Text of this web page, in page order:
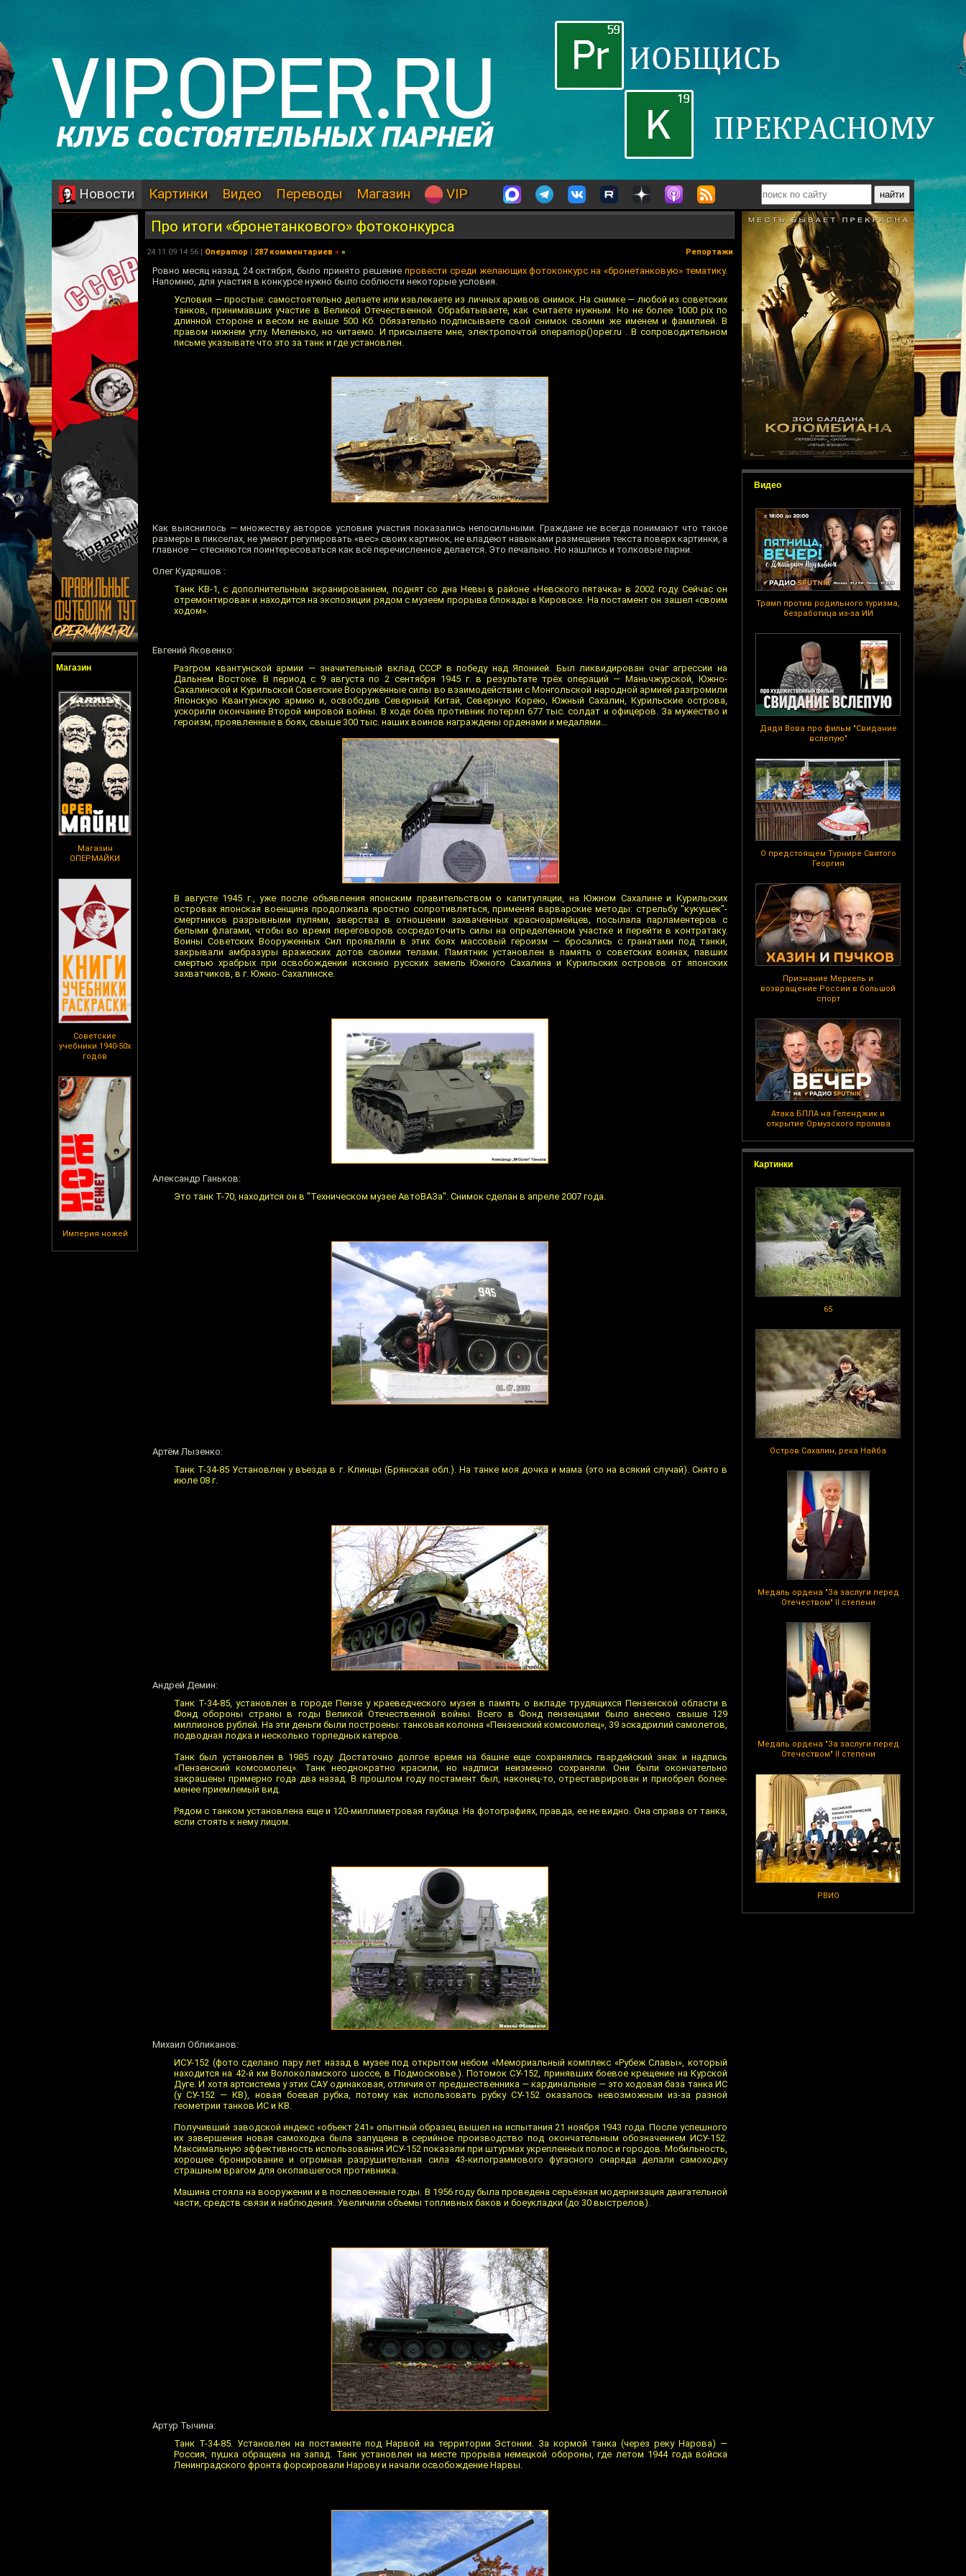
Новости Картинки Видео Переводы Магазин VIP
Магазин
Магазин
ОПЕРМАЙКИ
Советские
учебники 1940-50х
годов
Империя ножей
Видео
Трамп против родильного туризма,
безработица из-за ИИ
Дядя Вова про фильм "Свидание
вслепую"
О предстоящем Турнире Святого
Георгия
Признание Меркель и
возвращение России в большой
спорт
Атака БПЛА на Геленджик и
открытие Ормузского пролива
Картинки
65
Остров Сахалин, река Найба
Медаль ордена "За заслуги перед
Отечеством" II степени
Медаль ордена "За заслуги перед
Отечеством" II степени
РВИО
Про итоги «бронетанкового» фотоконкурса
24.11.09 14:56 | Onepamop | 287 комментариев » » Репортажи
Ровно месяц назад, 24 октября, было принято решение провести среди желающих фотоконкурс на «бронетанковую» тематику.
Напомню, для участия в конкурсе нужно было соблюсти некоторые условия.
Условия — простые: самостоятельно делаете или извлекаете из личных архивов снимок. На снимке — любой из советских
танков, принимавших участие в Великой Отечественной. Обрабатываете, как считаете нужным. Но не более 1000 pix по
длинной стороне и весом не выше 500 Кб. Обязательно подписываете свой снимок своими же именем и фамилией. В
правом нижнем углу. Меленько, но читаемо. И присылаете мне, электропочтой onepamop()oper.ru . В сопроводительном
письме указывате что это за танк и где установлен.
Как выяснилось — множеству авторов условия участия показались непосильными. Граждане не всегда понимают что такое
размеры в пикселах, не умеют регулировать «вес» своих картинок, не владеют навыками размещения текста поверх картинки, а
главное — стесняются поинтересоваться как всё перечисленное делается. Это печально. Но нашлись и толковые парни.
Олег Кудряшов :
Танк КВ-1, с дополнительным экранированием, поднят со дна Невы в районе «Невского пятачка» в 2002 году. Сейчас он
отремонтирован и находится на экспозиции рядом с музеем прорыва блокады в Кировске. На постамент он зашел «своим
ходом».
Евгений Яковенко:
Разгром квантунской армии — значительный вклад СССР в победу над Японией. Был ликвидирован очаг агрессии на
Дальнем Востоке. В период с 9 августа по 2 сентября 1945 г. в результате трёх операций — Маньчжурской, Южно-
Сахалинской и Курильской Советские Вооружённые силы во взаимодействии с Монгольской народной армией разгромили
Японскую Квантунскую армию и, освободив Северный Китай, Северную Корею, Южный Сахалин, Курильские острова,
ускорили окончание Второй мировой войны. В ходе боёв противник потерял 677 тыс. солдат и офицеров. За мужество и
героизм, проявленные в боях, свыше 300 тыс. наших воинов награждены орденами и медалями...
В августе 1945 г., уже после объявления японским правительством о капитуляции, на Южном Сахалине и Курильских
островах японская военщина продолжала яростно сопротивляться, применяя варварские методы: стрельбу "кукушек"-
смертников разрывными пулями, зверства в отношении захваченных красноармейцев, посылала парламентеров с
белыми флагами, чтобы во время переговоров сосредоточить силы на определенном участке и перейти в контратаку.
Воины Советских Вооруженных Сил проявляли в этих боях массовый героизм — бросались с гранатами под танки,
закрывали амбразуры вражеских дотов своими телами. Памятник установлен в память о советских воинах, павших
смертью храбрых при освобождении исконно русских земель Южного Сахалина и Курильских островов от японских
захватчиков, в г. Южно- Сахалинске.
Александр Ганьков:
Это танк Т-70, находится он в "Техническом музее АвтоВАЗа". Снимок сделан в апреле 2007 года.
Артём Лызенко:
Танк Т-34-85 Установлен у въезда в г. Клинцы (Брянская обл.). На танке моя дочка и мама (это на всякий случай). Снято в
июле 08 г.
Андрей Демин:
Танк Т-34-85, установлен в городе Пензе у краеведческого музея в память о вкладе трудящихся Пензенской области в
Фонд обороны страны в годы Великой Отечественной войны. Всего в Фонд пензенцами было внесено свыше 129
миллионов рублей. На эти деньги были построены: танковая колонна «Пензенский комсомолец», 39 эскадрилий самолетов,
подводная лодка и несколько торпедных катеров.
Танк был установлен в 1985 году. Достаточно долгое время на башне еще сохранялись гвардейский знак и надпись
«Пензенский комсомолец». Танк неоднократно красили, но надписи неизменно сохраняли. Они были окончательно
закрашены примерно года два назад. В прошлом году постамент был, наконец-то, отреставрирован и приобрел более-
менее приемлемый вид.
Рядом с танком установлена еще и 120-миллиметровая гаубица. На фотографиях, правда, ее не видно. Она справа от танка,
если стоять к нему лицом.
Михаил Обликанов:
ИСУ-152 (фото сделано пару лет назад в музее под открытом небом «Мемориальный комплекс «Рубеж Славы», который
находится на 42-й км Волоколамского шоссе, в Подмосковье.). Потомок СУ-152, принявших боевое крещение на Курской
Дуге. И хотя артсистема у этих САУ одинаковая, отличия от предшественника — кардинальные — это ходовая база танка ИС
(у СУ-152 — КВ), новая боевая рубка, потому как использовать рубку СУ-152 оказалось невозможным из-за разной
геометрии танков ИС и КВ.
Получивший заводской индекс «объект 241» опытный образец вышел на испытания 21 ноября 1943 года. После успешного
их завершения новая самоходка была запущена в серийное производство под окончательным обозначением ИСУ-152.
Максимальную эффективность использования ИСУ-152 показали при штурмах укрепленных полос и городов. Мобильность,
хорошее бронирование и огромная разрушительная сила 43-килограммового фугасного снаряда делали самоходку
страшным врагом для окопавшегося противника.
Машина стояла на вооружении и в послевоенные годы. В 1956 году была проведена серьёзная модернизация двигательной
части, средств связи и наблюдения. Увеличили объемы топливных баков и боеукладки (до 30 выстрелов).
Артур Тычина:
Танк Т-34-85. Установлен на постаменте под Нарвой на территории Эстонии. За кормой танка (через реку Нарова) —
Россия, пушка обращена на запад. Танк установлен на месте прорыва немецкой обороны, где летом 1944 года войска
Ленинградского фронта форсировали Нарову и начали освобождение Нарвы.